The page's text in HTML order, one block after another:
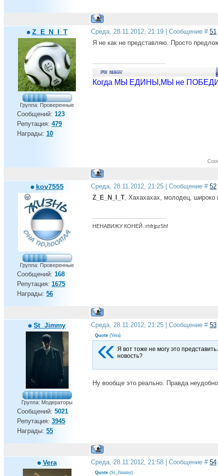
Z_E_N_I_T
Группа: Проверенные
Сообщений: 123
Репутация: 479
Награды: 10
Среда, 28.11.2012, 21:19 | Сообщение # 51
Я не как не представляю. Просто
Когда МЫ ЕДИНЫ,МЫ не
kov7555
Группа: Проверенные
Сообщений: 168
Репутация: 1675
Награды: 56
Среда, 28.11.2012, 21:25 | Сообщение # 52
Z_E_N_I_T, Хахахахах, молодец,
НЕНАВИЖУ КОНЕЙ. rhfrjpz5hf
St_Jimmy
Группа: Модераторы
Сообщений: 5021
Репутация: 3945
Награды: 55
Среда, 28.11.2012, 21:25 | Сообщение # 53
Quote (Vera)
Я вот тоже не могу это
новость?
Ну вообще это реально. Правда
Vera Среда, 28.11.2012, 21:58 | Сообщение # 54
Quote (St_Jimmy)